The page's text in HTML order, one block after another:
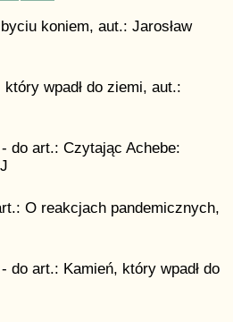
koniem, aut.: Jarosław
wpadł do ziemi, aut.:
- do art.: Czytając Achebe:
O reakcjach pandemicznych,
- do art.: Kamień, który wpadł do